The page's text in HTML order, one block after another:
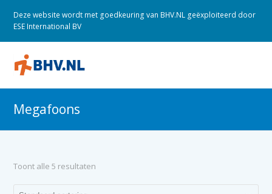
Deze website wordt met goedkeuring van BHV.NL geëxploiteerd door
ESE International BV
Megafoons
Toont alle 5 resultaten